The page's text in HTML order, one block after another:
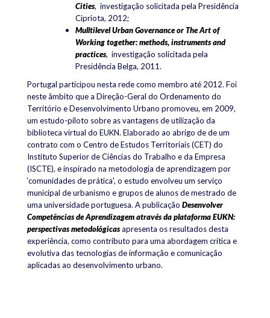
Cities, investigação solicitada pela Presidência
Cipriota, 2012;
Mulltilevel Urban Governance or The Art of
Working together: methods, instruments and
practices, investigação solicitada pela
Presidência Belga, 2011.
​Portugal participou nesta rede como membro até 2012. Foi
neste âmbito que a Direção-Geral do Ordenamento do
Território e Desenvolvimento Urbano promoveu, em 2009,
um estudo-piloto sobre as vantagens de utilização da
biblioteca virtual do EUKN. Elaborado ao abrigo dede um
contrato com o Centro de Estudos Territoriais (CET) do
Instituto Superior de Ciências do Trabalho e da Empresa
(ISCTE), e inspirado na metodologia de aprendizagem por
‘comunidades de prática', o estudo envolveu um serviço
municipal de urbanismo e grupos de alunos de mestrado de
uma universidade portuguesa. Apublicação Desenvolver
Competências de Aprendizagem através da plataforma EUKN:
perspectivas metodológicasapresenta os resultados desta
experiência, como contributo para uma abordagem crítica e
evolutiva das tecnologias de informação e comunicação
aplicadas ao desenvolvimento urbano.